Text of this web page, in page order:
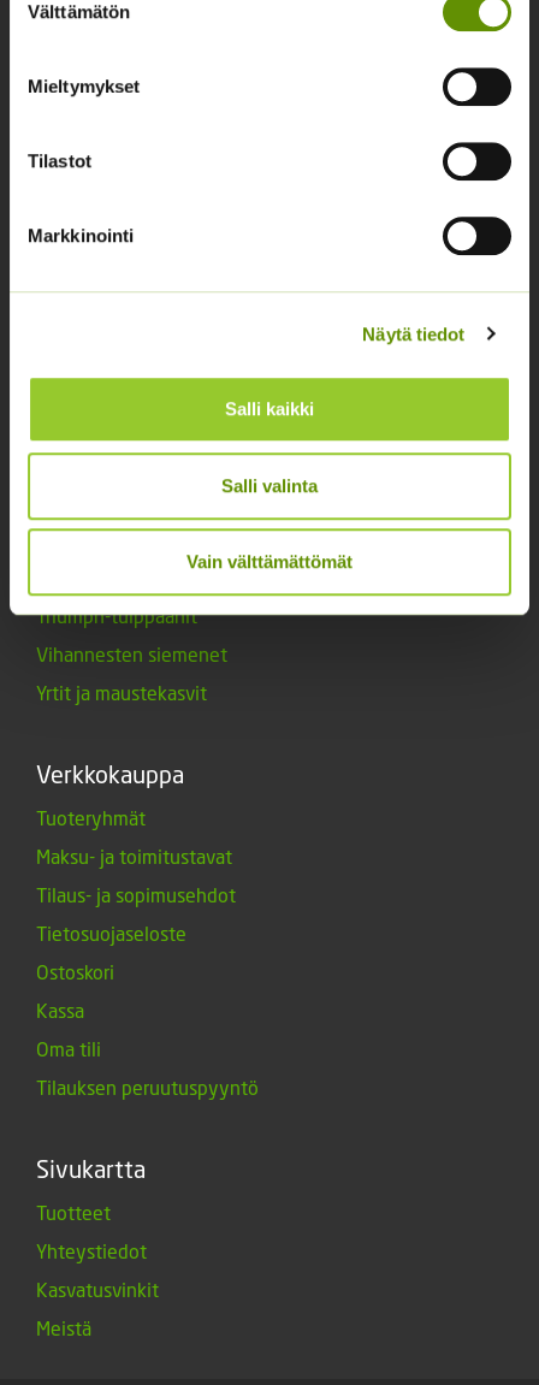
valinta
Välttämätön
Mieltymykset
Tilastot
Markkinointi
Näytä tiedot
Salli kaikki
Salli valinta
Vain välttämättömät
Noutopiste avoinna sopimuksen mukaan ja arkisin 10-
Facebook
Instagram
Osastottomat tuotteet
Maanparannusaineet
Muut siemenet
Siemenperunat
Triumph-tulppaanit
Vihannesten siemenet
Yrtit ja maustekasvit
Verkkokauppa
Tuoteryhmät
Maksu- ja toimitustavat
Tilaus- ja sopimusehdot
Tietosuojaseloste
Ostoskori
Kassa
Oma tili
Tilauksen peruutuspyyntö
Sivukartta
Tuotteet
Yhteystiedot
Kasvatusvinkit
Meistä